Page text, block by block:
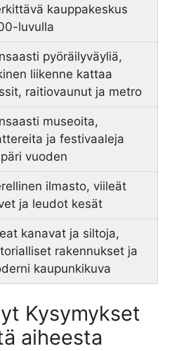
kauppakeskus
luvulla
pyöräilyväyliä,
liikenne kattaa
raitiovaunut ja metro
museoita,
ja festivaaleja
vuoden
ilmasto, viileät
ja leudot kesät
kanavat ja siltoja,
rakennukset ja
kaupunkikuva
Kysymykset
aiheesta